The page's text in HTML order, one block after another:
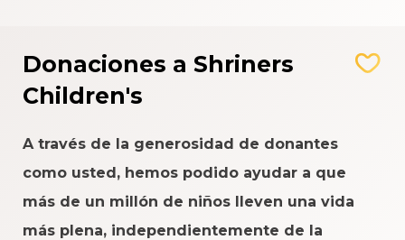
Donaciones a Shriners
Children's
A través de la generosidad de donantes
como usted, hemos podido ayudar a que
más de un millón de niños lleven una vida
más plena, independientemente de la